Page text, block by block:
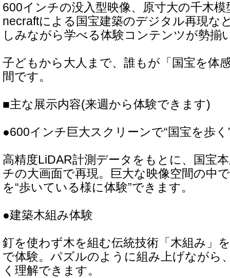
600インチの没入型映像、原寸大の千木
necraftによる国宝建築のデジタル再現な
しみながら学べる体験コンテンツが勢揃
子どもから大人まで、誰もが「国宝を体
間です。
■主な展示内容(来週から体験できます)
●600インチ巨大スクリーンで“国宝を歩く
高精度LiDAR計測データをもとに、国宝
チの大画面で再現。巨大な映像空間の中
を“歩いている様に体験”できます。
●建築木組み体験
釘を使わず木を組む伝統技術「木組み」
で体験。パズルのように組み上げながら
く理解できます。